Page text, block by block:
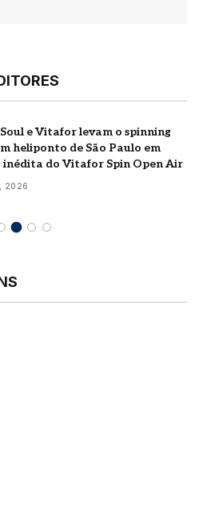
Soul e Vitafor levam o spinning
heliponto de São Paulo em
inédita do Vitafor Spin Open Air
2026